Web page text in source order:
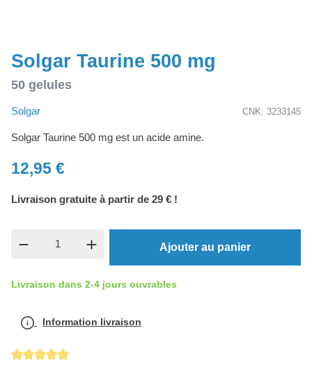
Solgar Taurine 500 mg
50 gelules
Solgar CNK: 3233145
Solgar Taurine 500 mg est un acide amine.
12,95 €
Livraison gratuite à partir de 29 € !
Quantité de produit : Entrez la quantité
Ajouter au panier
Livraison dans 2-4 jours ouvrables
Information livraison